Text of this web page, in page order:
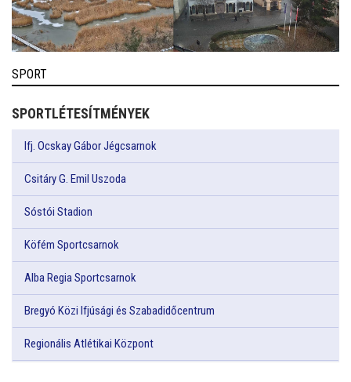
SPORT
SPORTLÉTESÍTMÉNYEK
Ifj. Ocskay Gábor Jégcsarnok
Csitáry G. Emil Uszoda
Sóstói Stadion
Köfém Sportcsarnok
Alba Regia Sportcsarnok
Bregyó Közi Ifjúsági és Szabadidőcentrum
Regionális Atlétikai Központ